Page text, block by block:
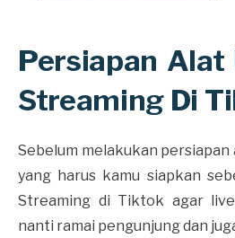
Persiapan
Streaming Di
Sebelum melakukan persiapan
yang harus kamu siapkan
Streaming di Tiktok agar
nanti ramai pengunjung dan